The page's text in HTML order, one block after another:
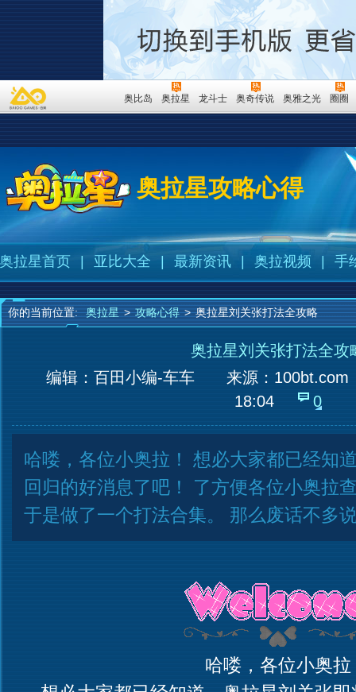
奥比岛 奥拉星 龙斗士 奥奇传说 奥雅之光 圈圈
奥拉星攻略心得
奥拉星首页 亚比大全 最新资讯 奥拉视频 手
你的当前位置: 奥拉星 > 攻略心得 > 奥拉星刘关张打法全攻略
奥拉星刘关张打法全攻
编辑：百田小编-车车
来源： 100bt.com
18:04
0
哈喽，各位小奥拉！ 想必大家都已经知
回归的好消息了吧！ 了方便各位小奥拉
于是做了一个打法合集。 那么废话不多
哈喽，各位小奥拉